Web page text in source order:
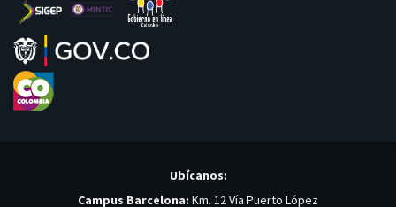
Ubícanos:
Campus Barcelona: Km. 12 Vía Puerto López